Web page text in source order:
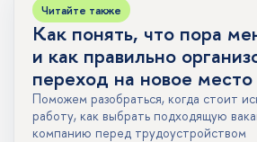
Читайте также
Как понять, что пора
и как правильно
переход на новое место
Поможем разобраться, когда стоит
работу, как выбрать подходящую
компанию перед трудоустройством